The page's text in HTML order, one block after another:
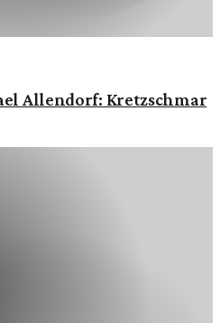
Allendorf: Kretzschmar